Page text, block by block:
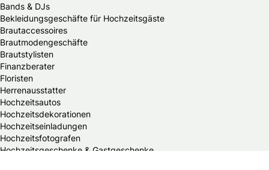
Bands & DJs
Bekleidungsgeschäfte für Hochzeitsgäste
Brautaccessoires
Brautmodengeschäfte
Brautstylisten
Finanzberater
Floristen
Herrenausstatter
Hochzeitsautos
Hochzeitsdekorationen
Hochzeitseinladungen
Hochzeitsfotografen
Hochzeitsgeschenke & Gastgeschenke